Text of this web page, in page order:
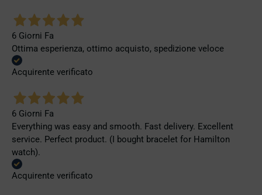
6 Giorni Fa
Ottima esperienza, ottimo acquisto, spedizione veloce
Acquirente verificato
6 Giorni Fa
Everything was easy and smooth. Fast delivery. Excellent
service. Perfect product. (I bought bracelet for Hamilton
watch).
Acquirente verificato